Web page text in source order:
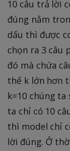
10 câu trả lời
đúng nằm
dấu thì được
chọn ra 3 câu
đó mà chứa
thế k lớn hơn
k=10 chúng ta
ta chỉ có 10
thì model chỉ
lời đúng. Ở